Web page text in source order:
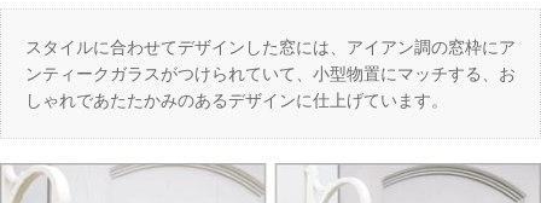
スタイルに合わせてデザインした窓には、アイアン調の窓枠にア
ンティークガラスがつけられていて、小型物置にマッチする、お
しゃれであたたかみのあるデザインに仕上げています。